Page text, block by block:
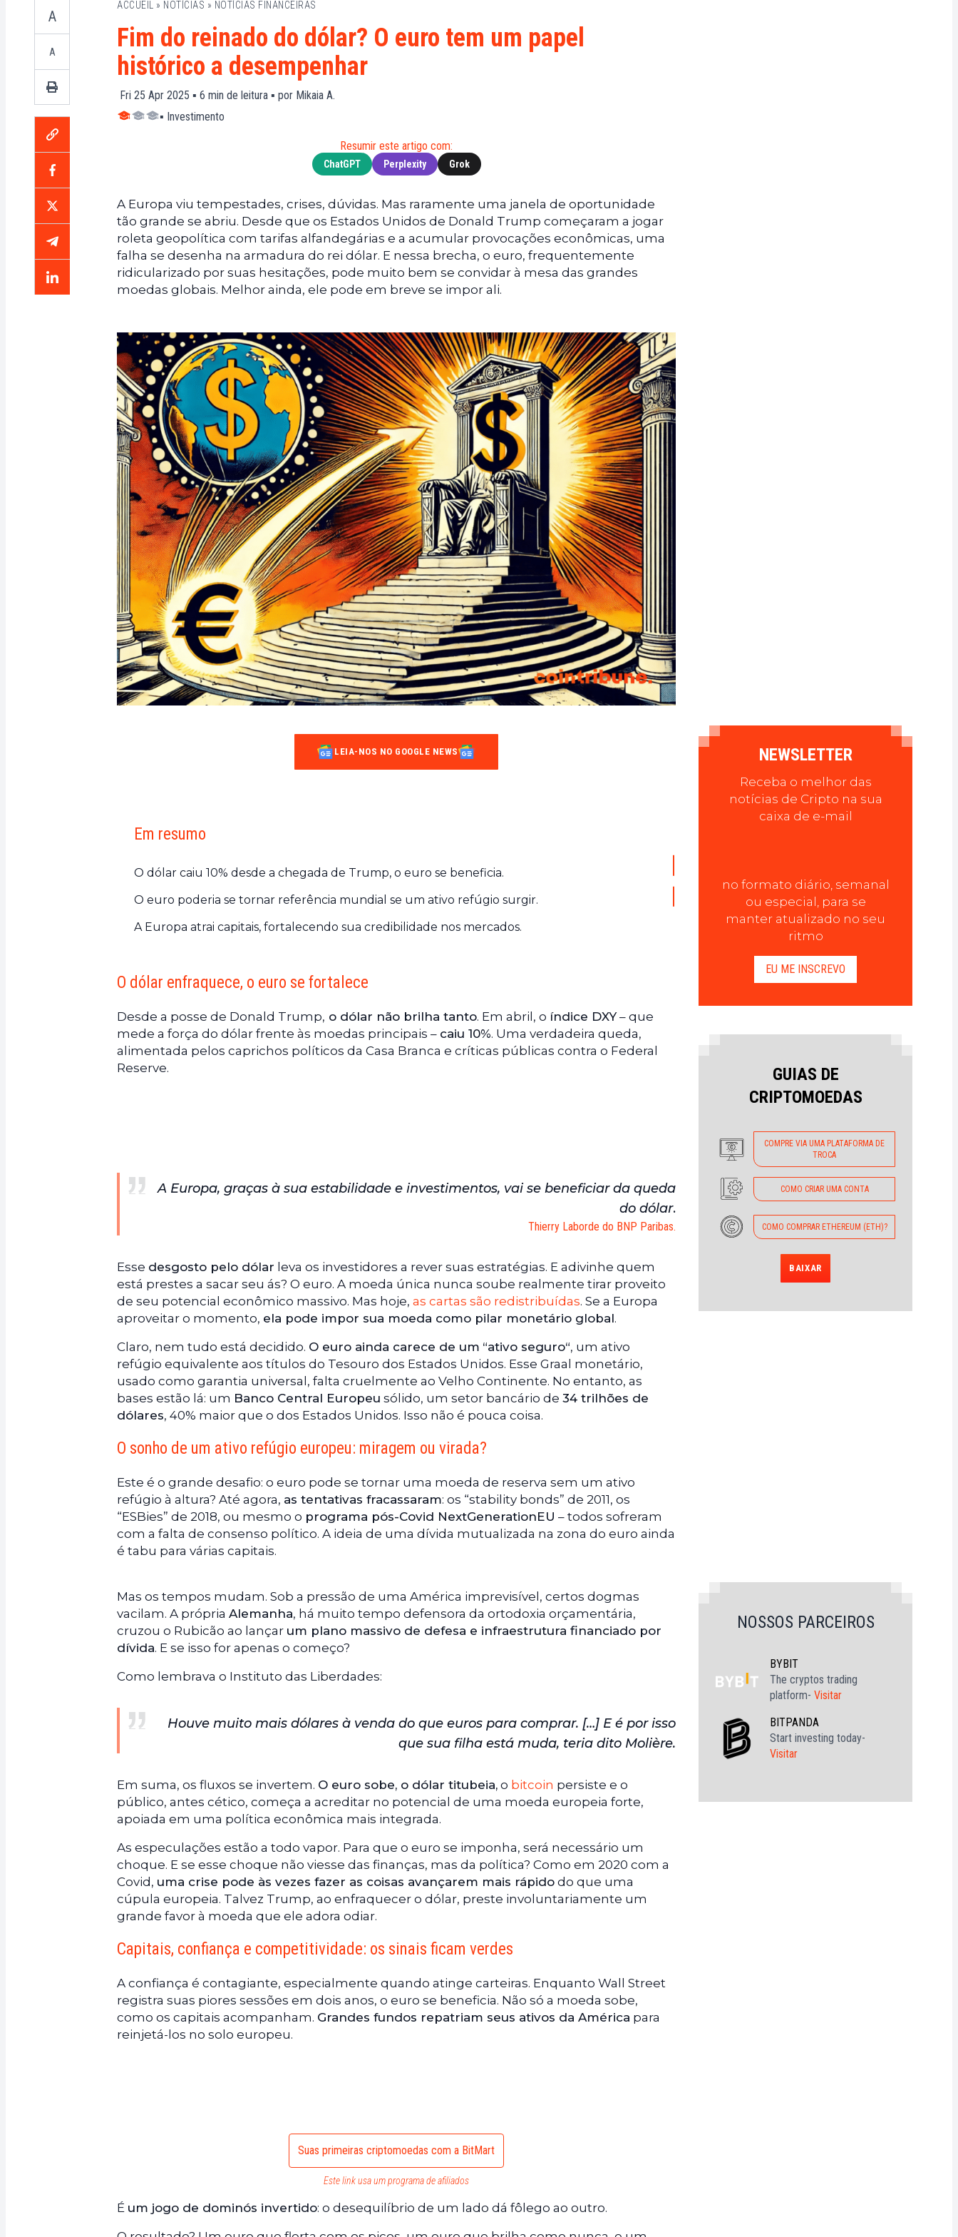
Notícias
Web3
XRP
(XRP)
A
A
ACCUEIL » NOTÍCIAS » NOTÍCIAS FINANCEIRAS
Fim do reinado do dólar? O euro tem um papel
histórico a desempenhar
Fri 25 Apr 2025 ▪ 6 min de leitura ▪ por Mikaia A.
▪ Investimento
Resumir este artigo com:
ChatGPT Perplexity Grok
A Europa viu tempestades, crises, dúvidas. Mas raramente uma janela de oportunidade
tão grande se abriu. Desde que os Estados Unidos de Donald Trump começaram a jogar
roleta geopolítica com tarifas alfandegárias e a acumular provocações econômicas, uma
falha se desenha na armadura do rei dólar. E nessa brecha, o euro, frequentemente
ridicularizado por suas hesitações, pode muito bem se convidar à mesa das grandes
moedas globais. Melhor ainda, ele pode em breve se impor ali.
LEIA-NOS NO GOOGLE NEWS
Em resumo
O dólar caiu 10% desde a chegada de Trump, o euro se beneficia.
O euro poderia se tornar referência mundial se um ativo refúgio surgir.
A Europa atrai capitais, fortalecendo sua credibilidade nos mercados.
O dólar enfraquece, o euro se fortalece
Desde a posse de Donald Trump, o dólar não brilha tanto. Em abril, o índice DXY– que
mede a força do dólar frente às moedas principais – caiu 10%. Uma verdadeira queda,
alimentada pelos caprichos políticos da Casa Branca e críticas públicas contra o Federal
Reserve.
A Europa, graças à sua estabilidade e investimentos, vai se beneficiar da queda
do dólar.
Thierry Laborde do BNP Paribas.
Esse desgosto pelo dólar leva os investidores a rever suas estratégias. E adivinhe quem
está prestes a sacar seu ás? O euro. A moeda única nunca soube realmente tirar proveito
de seu potencial econômico massivo. Mas hoje, as cartas são redistribuídas. Se a Europa
aproveitar o momento, ela pode impor sua moeda como pilar monetário global.
Claro, nem tudo está decidido. O euro ainda carece de um “ativo seguro“, um ativo
refúgio equivalente aos títulos do Tesouro dos Estados Unidos. Esse Graal monetário,
usado como garantia universal, falta cruelmente ao Velho Continente. No entanto, as
bases estão lá: um Banco Central Europeu sólido, um setor bancário de 34 trilhões de
dólares, 40% maior que o dos Estados Unidos. Isso não é pouca coisa.
O sonho de um ativo refúgio europeu: miragem ou virada?
Este é o grande desafio: o euro pode se tornar uma moeda de reserva sem um ativo
refúgio à altura? Até agora, as tentativas fracassaram: os “stability bonds” de 2011, os
“ESBies” de 2018, ou mesmo o programa pós-Covid NextGenerationEU – todos sofreram
com a falta de consenso político. A ideia de uma dívida mutualizada na zona do euro ainda
é tabu para várias capitais.
Mas os tempos mudam. Sob a pressão de uma América imprevisível, certos dogmas
vacilam. A própria Alemanha, há muito tempo defensora da ortodoxia orçamentária,
cruzou o Rubicão ao lançar um plano massivo de defesa e infraestrutura financiado por
dívida. E se isso for apenas o começo?
Como lembrava o Instituto das Liberdades:
Houve muito mais dólares à venda do que euros para comprar. […] E é por isso
que sua filha está muda, teria dito Molière.
Em suma, os fluxos se invertem. O euro sobe, o dólar titubeia, o bitcoin persiste e o
público, antes cético, começa a acreditar no potencial de uma moeda europeia forte,
apoiada em uma política econômica mais integrada.
As especulações estão a todo vapor. Para que o euro se imponha, será necessário um
choque. E se esse choque não viesse das finanças, mas da política? Como em 2020 com a
Covid, uma crise pode às vezes fazer as coisas avançarem mais rápido do que uma
cúpula europeia. Talvez Trump, ao enfraquecer o dólar, preste involuntariamente um
grande favor à moeda que ele adora odiar.
Capitais, confiança e competitividade: os sinais ficam verdes
A confiança é contagiante, especialmente quando atinge carteiras. Enquanto Wall Street
registra suas piores sessões em dois anos, o euro se beneficia. Não só a moeda sobe,
como os capitais acompanham. Grandes fundos repatriam seus ativos da América para
reinjetá-los no solo europeu.
Suas primeiras criptomoedas com a BitMart
Este link usa um programa de afiliados
É um jogo de dominós invertido: o desequilíbrio de um lado dá fôlego ao outro.
NEWSLETTER
Receba o melhor das
notícias de Cripto na sua
caixa de e-mail
no formato diário, semanal
ou especial, para se
manter atualizado no seu
ritmo
EU ME INSCREVO
GUIAS DE
CRIPTOMOEDAS
COMPRE VIA UMA PLATAFORMA DE
TROCA
COMO CRIAR UMA CONTA
COMO COMPRAR ETHEREUM (ETH)?
BAIXAR
NOSSOS PARCEIROS
BYBIT
The cryptos trading
platform- Visitar
BITPANDA
Start investing today-
Visitar